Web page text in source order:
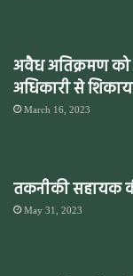
अवैध अतिक्रमण
अधिकारी से
March 16, 2023
तकनीकी सहायक
May 31, 2023